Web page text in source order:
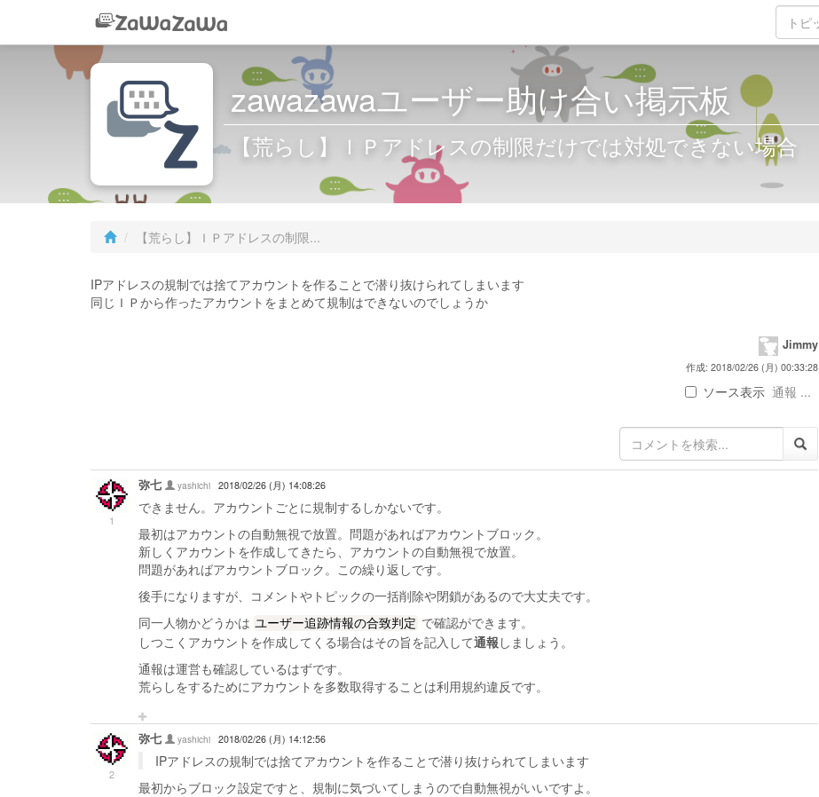
zawazawaユーザー助け合い掲示板
【荒らし】ＩＰアドレスの制限だけでは対処できない場合
【荒らし】ＩＰアドレスの制限...
IPアドレスの規制では捨てアカウントを作ることで潜り抜けられてしまいます
同じＩＰから作ったアカウントをまとめて規制はできないのでしょうか
Jimmy
作成: 2018/02/26 (月) 00:33:28
ソース表示 通報 ...
1
弥七 yashichi 2018/02/26 (月) 14:08:26
できません。アカウントごとに規制するしかないです。
最初はアカウントの自動無視で放置。問題があればアカウントブロック。
新しくアカウントを作成してきたら、アカウントの自動無視で放置。
問題があればアカウントブロック。この繰り返しです。
後手になりますが、コメントやトピックの一括削除や閉鎖があるので大丈夫です。
同一人物かどうかは ユーザー追跡情報の合致判定 で確認ができます。
しつこくアカウントを作成してくる場合はその旨を記入して通報 しましょう。
通報は運営も確認しているはずです。
荒らしをするためにアカウントを多数取得することは利用規約違反です。
2
弥七 yashichi 2018/02/26 (月) 14:12:56
IPアドレスの規制では捨てアカウントを作ることで潜り抜けられてしまいます
最初からブロック設定ですと、規制に気づいてしまうので自動無視がいいですよ。